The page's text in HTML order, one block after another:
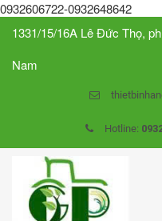
0932606722-0932648642
1331/15/16A Lê Đức Thọ,
Nam
Hotline: